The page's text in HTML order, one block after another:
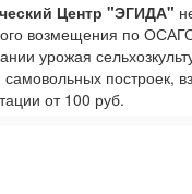
Центр "ЭГИДА"
возмещения по
урожая
построек,
от 100 руб.